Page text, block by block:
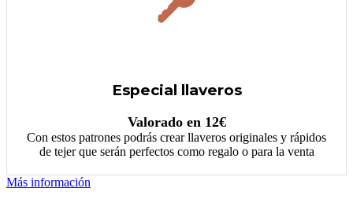
Especial llaveros
Valorado en 12€
Con estos patrones podrás crear llaveros originales y rápidos
de tejer que serán perfectos como regalo o para la venta
Más información